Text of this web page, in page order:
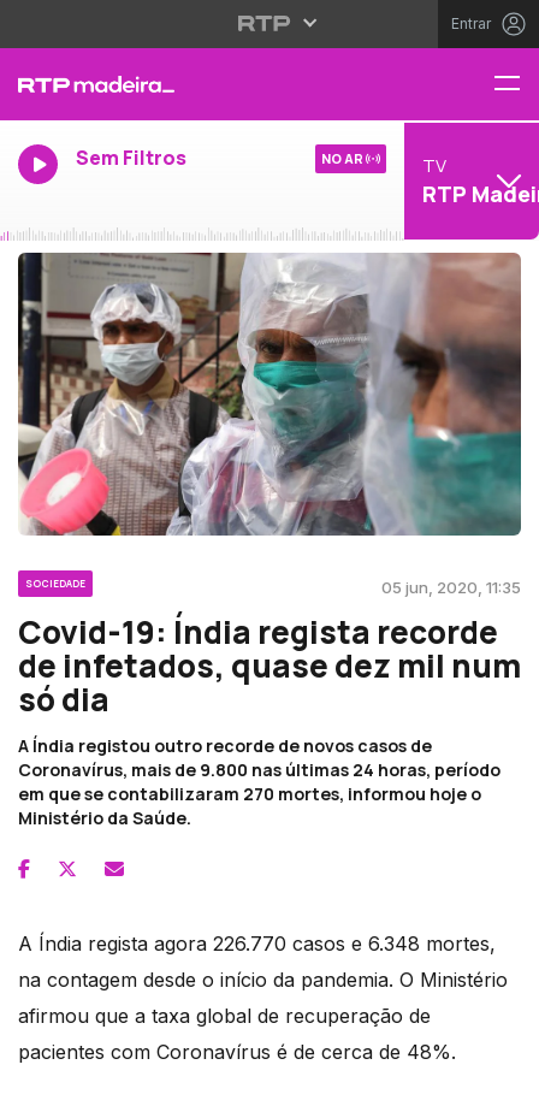
Entrar
Sem Filtros NO AR TV
RTP
SOCIEDADE 05 jun, 2020, 11:35
Covid-19: Índia regista recorde
de infetados, quase dez mil num
só dia
A Índia registou outro recorde de novos casos de
Coronavírus, mais de 9.800 nas últimas 24 horas, período
em que se contabilizaram 270 mortes, informou hoje o
Ministério da Saúde.
A Índia regista agora 226.770 casos e 6.348 mortes,
na contagem desde o início da pandemia. O Ministério
afirmou que a taxa global de recuperação de
pacientes com Coronavírus é de cerca de 48%.